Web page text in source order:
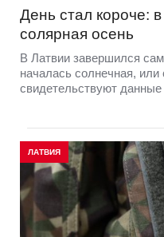
День стал короче:
солярная осень
В Латвии завершился
началась солнечная, или
свидетельствуют
ЛАТВИЯ